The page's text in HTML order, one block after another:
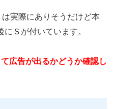
実際にありそうだけど本
にＳが付いています。
広告が出るかどうか確認し